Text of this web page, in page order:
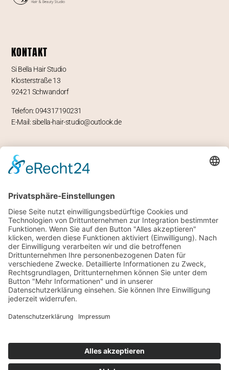
KONTAKT
Si Bella Hair Studio
Klosterstraße 13
92421 Schwandorf
Telefon: 094317190231
E-Mail: sibella-hair-studio@outlook.de
ÖFFNUNGSZEITEN
Sa 8 bis 14 Uhr
RECHTLICHES
Impressum
Datenschutz
Allgemeine Geschäftsbedingungen
SONSTIGES
Facebook